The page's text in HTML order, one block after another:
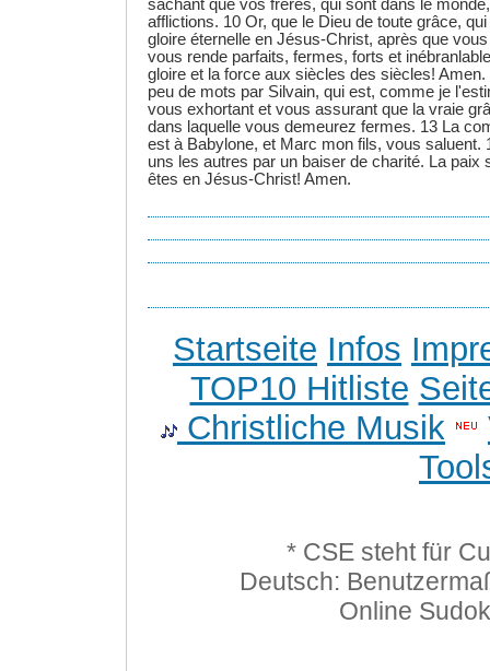
sachant que vos frères, qui sont dans le
afflictions. 10 Or, que le Dieu de toute grâce,
gloire éternelle en Jésus-Christ, après que
vous rende parfaits, fermes, forts et
gloire et la force aux siècles des siècles!
peu de mots par Silvain, qui est, comme je
vous exhortant et vous assurant que la vraie
dans laquelle vous demeurez fermes. 13 La
est à Babylone, et Marc mon fils, vous saluent.
uns les autres par un baiser de charité. La paix
êtes en Jésus-Christ! Amen.
Startseite Infos
TOP10 Hitliste
Christliche Musik
* CSE steht für
Deutsch:
Online